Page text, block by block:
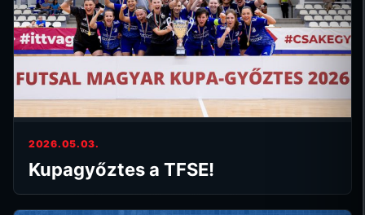
2026.05.03.
Kupagyőztes a TFSE!